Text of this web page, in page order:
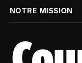
NOTRE MISSION